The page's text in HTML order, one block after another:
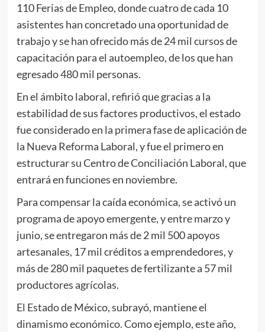
110 Ferias de Empleo, donde cuatro de cada 10
asistentes han concretado una oportunidad de
trabajo y se han ofrecido más de 24 mil cursos de
capacitación para el autoempleo, de los que han
egresado 480 mil personas.
En el ámbito laboral, refirió que gracias a la
estabilidad de sus factores productivos, el estado
fue considerado en la primera fase de aplicación de
la Nueva Reforma Laboral, y fue el primero en
estructurar su Centro de Conciliación Laboral, que
entrará en funciones en noviembre.
Para compensar la caída económica, se activó un
programa de apoyo emergente, y entre marzo y
junio, se entregaron más de 2 mil 500 apoyos
artesanales, 17 mil créditos a emprendedores, y
más de 280 mil paquetes de fertilizante a 57 mil
productores agrícolas.
El Estado de México, subrayó, mantiene el
dinamismo económico. Como ejemplo, este año,